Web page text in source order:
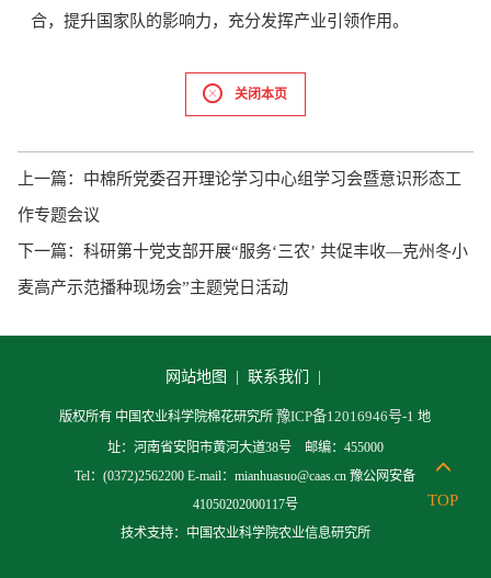
合，提升国家队的影响力，充分发挥产业引领作用。
关闭本页
上一篇： 中棉所党委召开理论学习中心组学习会暨意识形态工
作专题会议
下一篇： 科研第十党支部开展“服务‘三农’ 共促丰收—克州冬小
麦高产示范播种现场会”主题党日活动
网站地图 | 联系我们 |
版权所有 中国农业科学院棉花研究所豫ICP备12016946号-1 地
址：河南省安阳市黄河大道38号 邮编：455000
Tel：(0372)2562200 E-mail：mianhuasuo@caas.cn 豫公网安备
41050202000117号
技术支持：中国农业科学院农业信息研究所
TOP